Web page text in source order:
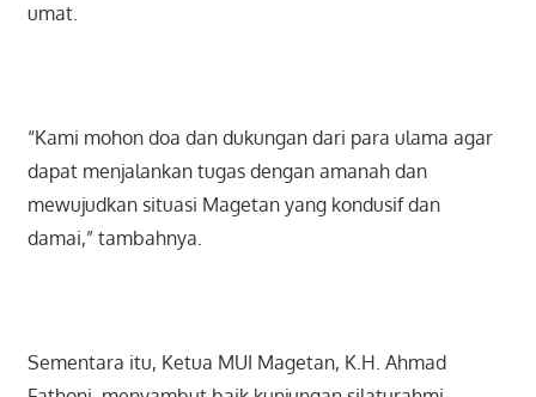
umat.
“Kami mohon doa dan dukungan dari para ulama agar
dapat menjalankan tugas dengan amanah dan
mewujudkan situasi Magetan yang kondusif dan
damai,” tambahnya.
Sementara itu, Ketua MUI Magetan, K.H. Ahmad